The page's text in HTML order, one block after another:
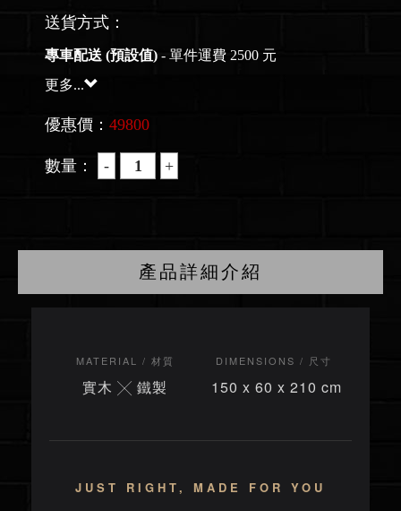
送貨方式：
專車配送 (預設值) - 單件運費 2500 元
更多...
優惠價： 49800
數量：
產品詳細介紹
MATERIAL / 材質
實木 ╳ 鐵製
DIMENSIONS / 尺寸
150 x 60 x 210 cm
JUST RIGHT, MADE FOR YOU